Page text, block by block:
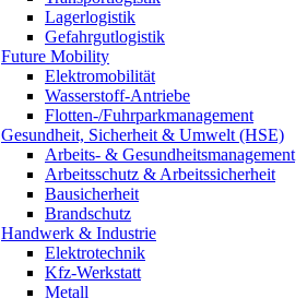
Lagerlogistik
Gefahrgutlogistik
Future Mobility
Elektromobilität
Wasserstoff-Antriebe
Flotten-/Fuhrparkmanagement
Gesundheit, Sicherheit & Umwelt (HSE)
Arbeits- & Gesundheitsmanagement
Arbeitsschutz & Arbeitssicherheit
Bausicherheit
Brandschutz
Handwerk & Industrie
Elektrotechnik
Kfz-Werkstatt
Metall